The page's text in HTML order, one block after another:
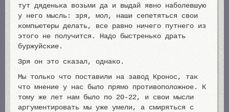
тут дяденька возьми да и выдай явно наболевшую
у него мысль: зря, мол, наши сепетяться свои
компьютеры делать, все равно ничего путнего из
этого не получится. Надо быстренько драть
буржуйские.
Зря он это сказал, однако.
Мы только что поставили на завод Кронос, так
что мнение у нас было прямо противоположное. К
тому же лет нам было по 20-22, и свои мысли
аргументировать мы уже умели, а смиряться с